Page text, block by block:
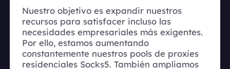
Nuestro objetivo es expandir nuestros
recursos para satisfacer incluso las
necesidades empresariales más exigentes.
Por ello, estamos aumentando
constantemente nuestros pools de proxies
residenciales Socks5. También ampliamos